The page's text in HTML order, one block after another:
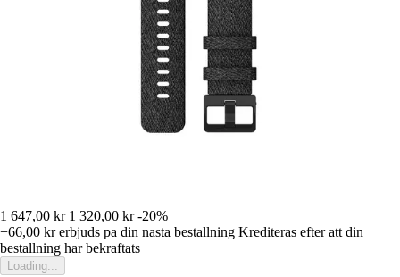
1 647,00 kr 1 320,00 kr -20%
+66,00 krerbjuds pa din nasta bestallning Krediteras efter att din
bestallning har bekraftats
Loading...